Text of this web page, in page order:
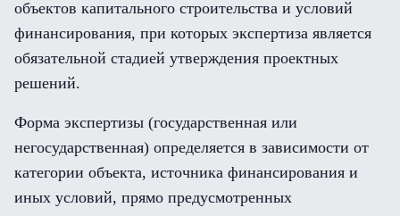
объектов капитального строительства и условий
финансирования, при которых экспертиза является
обязательной стадией утверждения проектных
решений.
Форма экспертизы (государственная или
негосударственная) определяется в зависимости от
категории объекта, источника финансирования и
иных условий, прямо предусмотренных